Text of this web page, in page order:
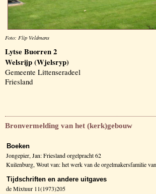
Foto: Flip Veldmans
Lytse Buorren 2
Welsrijp (Wjelsryp)
Gemeente Littenseradeel
Friesland
Bronvermelding van het (kerk)gebouw
Boeken
Jongepier, Jan: Friesland orgelpracht 62
Kuilenburg, Wout van: het werk van de orgelmakersfamilie
Tijdschriften en andere uitgaves
de Mixtuur 11(1973)205